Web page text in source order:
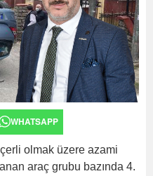
WHATSAPP
olmak üzere azami
araç grubu bazında 4.